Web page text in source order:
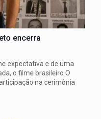
encerra
expectativa e de uma
o filme brasileiro O
na cerimônia